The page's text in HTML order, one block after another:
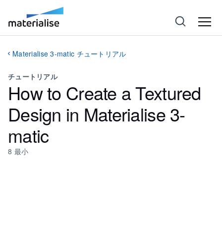
Materialise 3-matic チュートリアル
チュートリアル
How to Create a Textured
Design in Materialise 3-
matic
8 最小